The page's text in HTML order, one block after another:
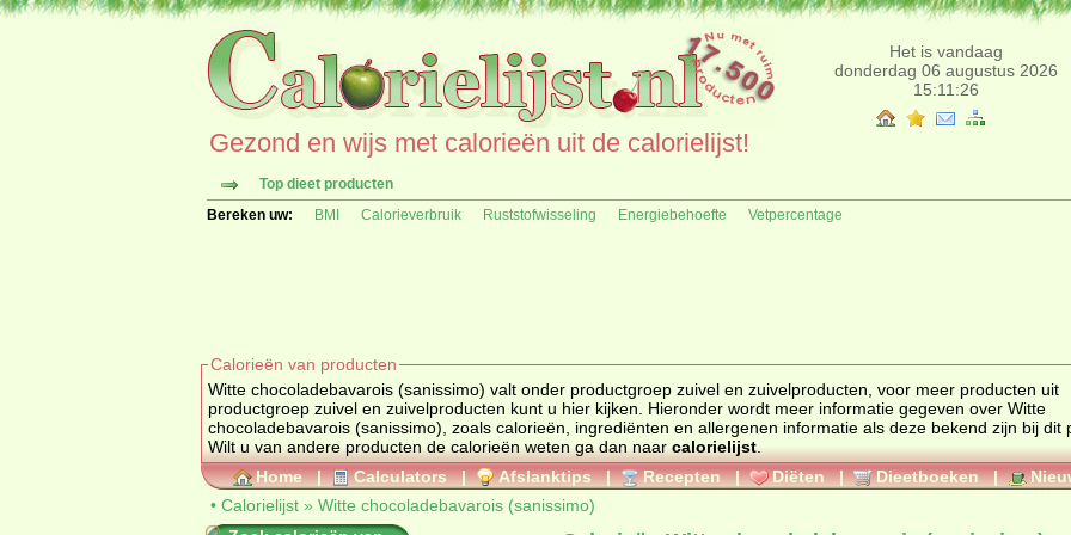
Het is vandaag
donderdag 06 augustus 2026
15:11:26
Gezond en wijs met calorieën uit de calorielijst!
Top dieet producten
Bereken uw:
BMI Calorieverbruik Ruststofwisseling Energiebehoefte Vetpercentage
Calorieën van producten
Witte chocoladebavarois (sanissimo) valt onder productgroep zuivel en zuivelproducten , voor meer producten uit
productgroep zuivel en zuivelproducten kunt u hier kijken. Hieronder wordt meer informatie gegeven over Witte
chocoladebavarois (sanissimo), zoals calorieën, ingrediënten en allergenen informatie als deze bekend zijn bij dit product.
Wilt u van andere producten de calorieën weten ga dan naar calorielijst
Home | Calculators | Afslanktips | Recepten | Diëten | Dieetboeken |
• Calorielijst » Witte chocoladebavarois (sanissimo)